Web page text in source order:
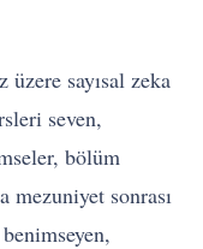
sayısal zeka
seven,
bölüm
mezuniyet sonrası